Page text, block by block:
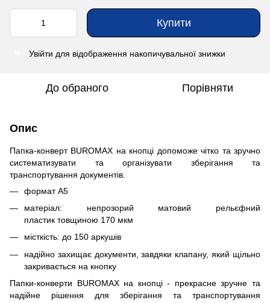
Купити
Увійти для відображення накопичувальної знижки
До обраного Порівняти
Опис
Папка-конверт BUROMAX на кнопці допоможе чітко та зручно
систематизувати та організувати зберігання та
транспортування документів.
формат А5
матеріал: непрозорий матовий рельєфний
пластик товщиною 170 мкм
місткість: до 150 аркушів
надійно захищає документи, завдяки клапану, який щільно
закривається на кнопку
Папки-конверти BUROMAX на кнопці - прекрасне зручне та
надійне рішення для зберігання та транспортування